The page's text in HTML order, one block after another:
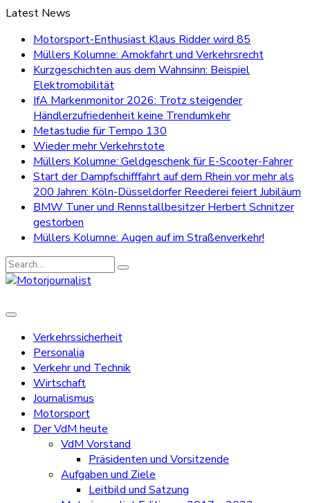
Latest News
Motorsport-Enthusiast Klaus Ridder wird 85
Müllers Kolumne: Amokfahrt und Verkehrsrecht
Kurzgeschichten aus dem Wahnsinn: Beispiel
Elektromobilität
IfA Markenmonitor 2026: Trotz steigender
Händlerzufriedenheit keine Trendumkehr
Metastudie für Tempo 130
Wieder mehr Verkehrstote
Müllers Kolumne: Geldgeschenk für E-Scooter-Fahrer
Start der Dampfschifffahrt auf dem Rhein vor mehr als
200 Jahren: Köln-Düsseldorfer Reederei feiert Jubiläum
BMW Tuner und Rennstallbesitzer Herbert Schnitzer
gestorben
Müllers Kolumne: Augen auf im Straßenverkehr!
Search
for:
Verkehrssicherheit
Personalia
Verkehr und Technik
Wirtschaft
Journalismus
Motorsport
Der VdM heute
VdM Vorstand
Präsidenten und Vorsitzende
Aufgaben und Ziele
Leitbild und Satzung